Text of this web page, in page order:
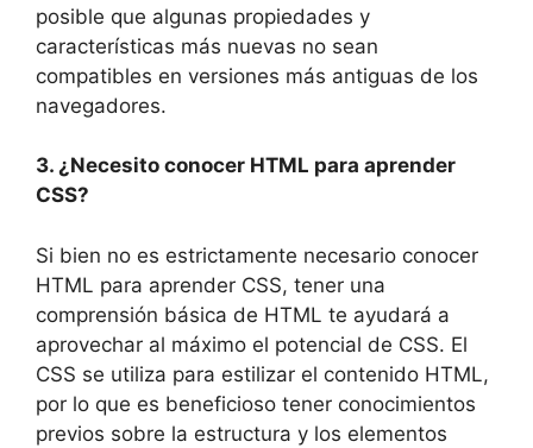
posible que algunas propiedades y
características más nuevas no sean
compatibles en versiones más antiguas de los
navegadores.
3. ¿Necesito conocer HTML para aprender
CSS?
Si bien no es estrictamente necesario conocer
HTML para aprender CSS, tener una
comprensión básica de HTML te ayudará a
aprovechar al máximo el potencial de CSS. El
CSS se utiliza para estilizar el contenido HTML,
por lo que es beneficioso tener conocimientos
previos sobre la estructura y los elementos